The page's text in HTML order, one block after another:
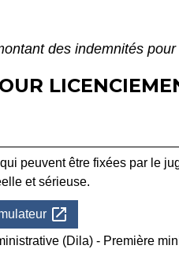
des indemnités
peuvent être fixées par le
et sérieuse.
open_in_new
(Dila) - Première